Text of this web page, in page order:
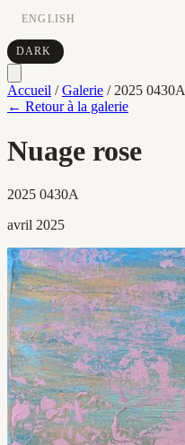
ENGLISH
DARK
Accueil / Galerie / 2025 0430A
← Retour à la galerie
Nuage rose
2025 0430A
avril 2025